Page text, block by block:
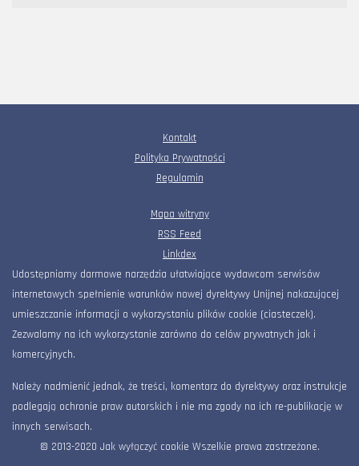
Kontakt
Polityka Prywatności
Regulamin
Mapa witryny
RSS Feed
Linkdex
Udostępniamy darmowe narzędzia ułatwiające wydawcom serwisów
internetowych spełnienie warunków nowej dyrektywy Unijnej nakazującej
umieszczanie informacji o wykorzystaniu plików cookie (ciasteczek).
Zezwalamy na ich wykorzystanie zarówno do celów prywatnych jak i
komercyjnych.
Należy nadmienić jednak, że treści, komentarz do dyrektywy oraz instrukcje
podlegają ochronie praw autorskich i nie ma zgody na ich re-publikację w
innych serwisach.
© 2013-2020 Jak wyłączyć cookie Wszelkie prawa zastrzeżone.